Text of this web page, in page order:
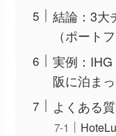
結論：3大
（ポート
実例：
阪に泊ま
よくある